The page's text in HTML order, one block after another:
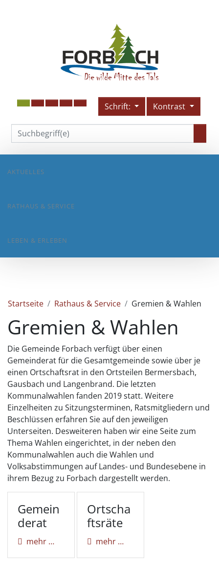
Schrift: Kontrast
AKTUELLES
RATHAUS & SERVICE
LEBEN & ERLEBEN
Startseite Rathaus & Service Gremien & Wahlen
Gremien & Wahlen
Die Gemeinde Forbach verfügt über einen
Gemeinderat für die Gesamtgemeinde sowie über je
einen Ortschaftsrat in den Ortsteilen Bermersbach,
Gausbach und Langenbrand. Die letzten
Kommunalwahlen fanden 2019 statt. Weitere
Einzelheiten zu Sitzungsterminen, Ratsmitgliedern und
Beschlüssen erfahren Sie auf den jeweiligen
Unterseiten. Desweiteren haben wir eine Seite zum
Thema Wahlen eingerichtet, in der neben den
Kommunalwahlen auch die Wahlen und
Volksabstimmungen auf Landes- und Bundesebene in
ihrem Bezug zu Forbach dargestellt werden.
Gemein
derat
mehr …
Ortscha
ftsräte
mehr …